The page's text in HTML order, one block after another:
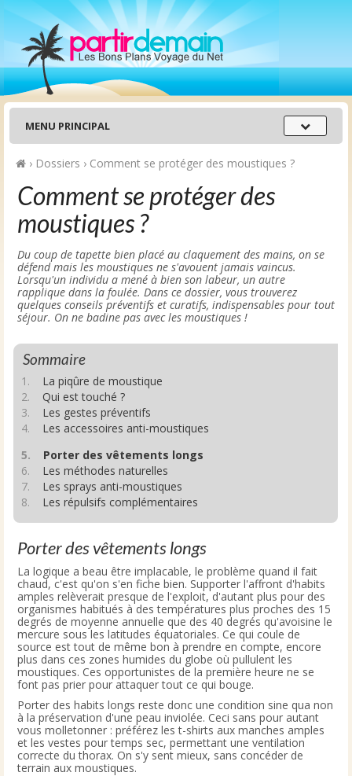
Menu
principal
MENU PRINCIPAL
› Dossiers › Comment se protéger des moustiques ?
Comment se protéger des
moustiques ?
Du coup de tapette bien placé au claquement des mains, on se
défend mais les moustiques ne s'avouent jamais vaincus.
Lorsqu'un individu a mené à bien son labeur, un autre
rapplique dans la foulée. Dans ce dossier, vous trouverez
quelques conseils préventifs et curatifs, indispensables pour tout
séjour. On ne badine pas avec les moustiques !
Sommaire
1. La piqûre de moustique
2. Qui est touché ?
3. Les gestes préventifs
4. Les accessoires anti-moustiques
5. Porter des vêtements longs
6. Les méthodes naturelles
7. Les sprays anti-moustiques
8. Les répulsifs complémentaires
Porter des vêtements longs
La logique a beau être implacable, le problème quand il fait
chaud, c'est qu'on s'en fiche bien. Supporter l'affront d'habits
amples relèverait presque de l'exploit, d'autant plus pour des
organismes habitués à des températures plus proches des 15
degrés de moyenne annuelle que des 40 degrés qu'avoisine le
mercure sous les latitudes équatoriales. Ce qui coule de
source est tout de même bon à prendre en compte, encore
plus dans ces zones humides du globe où pullulent les
moustiques. Ces opportunistes de la première heure ne se
font pas prier pour attaquer tout ce qui bouge.
Porter des habits longs reste donc une condition sine qua non
à la préservation d'une peau inviolée. Ceci sans pour autant
vous molletonner : préférez les t-shirts aux manches amples
et les vestes pour temps sec, permettant une ventilation
correcte du thorax. On s'y sent mieux, sans concéder de
terrain aux moustiques.